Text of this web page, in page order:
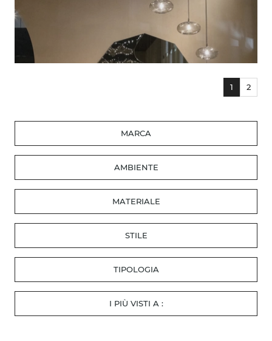
MARCA
AMBIENTE
MATERIALE
STILE
TIPOLOGIA
I PIÙ VISTI A :
1 2